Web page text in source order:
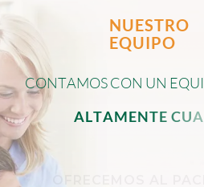
NUESTRO
EQUIPO
CONTAMOSCON UN EQUI
ALTAMENTE CUA